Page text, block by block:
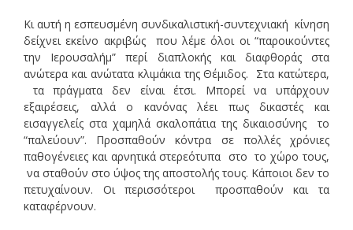
Κι αυτή η εσπευσμένη συνδικαλιστική-συντεχνιακή κίνηση
δείχνει εκείνο ακριβώς που λέμε όλοι οι “παροικούντες
την Ιερουσαλήμ” περί διαπλοκής και διαφθοράς στα
ανώτερα και ανώτατα κλιμάκια της Θέμιδος. Στα κατώτερα,
τα πράγματα δεν είναι έτσι. Μπορεί να υπάρχουν
εξαιρέσεις, αλλά ο κανόνας λέει πως δικαστές και
εισαγγελείς στα χαμηλά σκαλοπάτια της δικαιοσύνης το
“παλεύουν”. Προσπαθούν κόντρα σε πολλές χρόνιες
παθογένειες και αρνητικά στερεότυπα στο το χώρο τους,
να σταθούν στο ύψος της αποστολής τους. Κάποιοι δεν το
πετυχαίνουν. Οι περισσότεροι προσπαθούν και τα
καταφέρνουν.